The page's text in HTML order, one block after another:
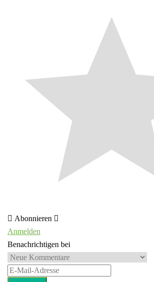
Abonnieren
Anmelden
Benachrichtigen bei